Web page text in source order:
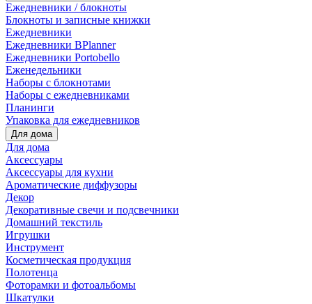
Ежедневники / блокноты
Блокноты и записные книжки
Ежедневники
Ежедневники BPlanner
Ежедневники Portobello
Еженедельники
Наборы с блокнотами
Наборы с ежедневниками
Планинги
Упаковка для ежедневников
Для дома
Для дома
Аксессуары
Аксессуары для кухни
Ароматические диффузоры
Декор
Декоративные свечи и подсвечники
Домашний текстиль
Игрушки
Инструмент
Косметическая продукция
Полотенца
Фоторамки и фотоальбомы
Шкатулки